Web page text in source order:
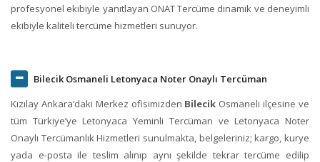
profesyonel ekibiyle yanıtlayan ONAT Tercüme dinamik ve deneyimli
ekibiyle kaliteli tercüme hizmetleri sunuyor.
Bilecik Osmaneli Letonyaca Noter Onaylı Tercüman
Kızılay Ankara‘daki Merkez ofisimizden Bilecik Osmaneli ilçesine ve
tüm Türkiye’ye Letonyaca Yeminli Tercüman ve Letonyaca Noter
Onaylı Tercümanlık Hizmetleri sunulmakta, belgeleriniz; kargo, kurye
yada e-posta ile teslim alınıp aynı şekilde tekrar tercüme edilip